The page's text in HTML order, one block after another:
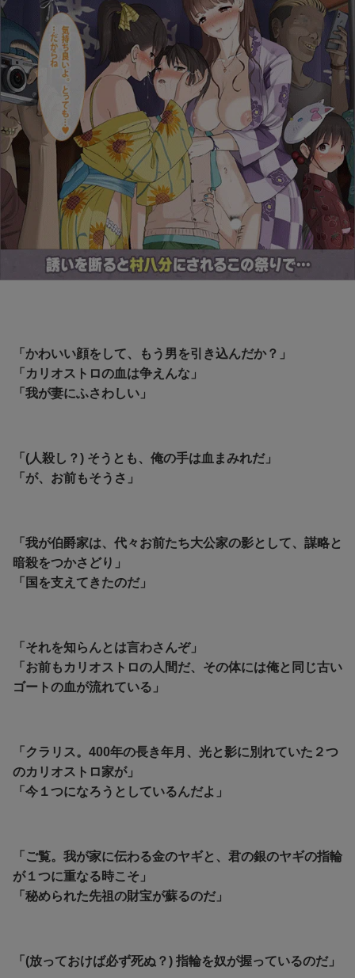
「かわいい顔をして、もう男を引き込んだか？」
「カリオストロの血は争えんな」
「我が妻にふさわしい」
「(人殺し？) そうとも、俺の手は血まみれだ」
「が、お前もそうさ」
「我が伯爵家は、代々お前たち大公家の影として、謀略と
暗殺をつかさどり」
「国を支えてきたのだ」
「それを知らんとは言わさんぞ」
「お前もカリオストロの人間だ、その体には俺と同じ古い
ゴートの血が流れている」
「クラリス。400年の長き年月、光と影に別れていた２つ
のカリオストロ家が」
「今１つになろうとしているんだよ」
「ご覧。我が家に伝わる金のヤギと、君の銀のヤギの指輪
が１つに重なる時こそ」
「秘められた先祖の財宝が蘇るのだ」
「(放っておけば必ず死ぬ？) 指輪を奴が握っているのだ」